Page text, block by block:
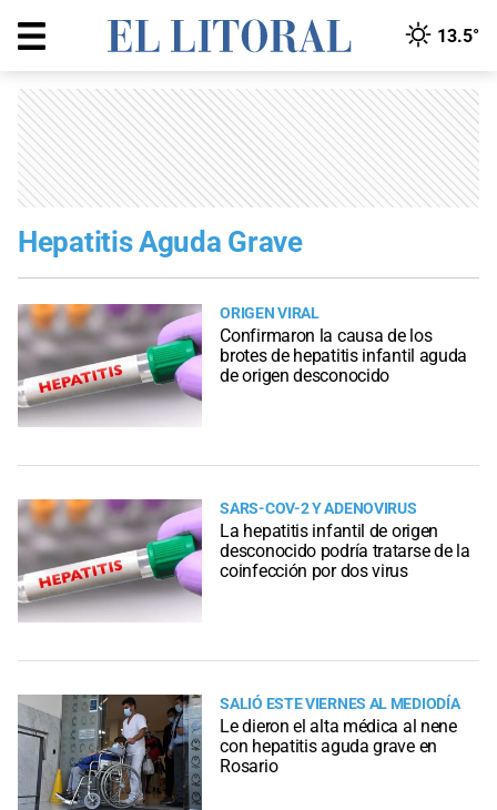
13.5°
Hepatitis Aguda Grave
ORIGEN VIRAL
Confirmaron la causa de los
brotes de hepatitis infantil aguda
de origen desconocido
SARS-COV-2 Y ADENOVIRUS
La hepatitis infantil de origen
desconocido podría tratarse de la
coinfección por dos virus
SALIÓ ESTE VIERNES AL MEDIODÍA
Le dieron el alta médica al nene
con hepatitis aguda grave en
Rosario